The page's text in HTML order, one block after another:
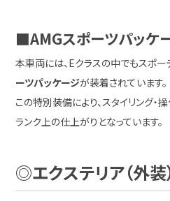
■AMGスポーツパッケ
本車両には、Eクラスの中でもスポ
ーツパッケージが装着されています。
この特別装備により、スタイリング・
ランク上の仕上がりとなっています。
◎エクステリア（外装